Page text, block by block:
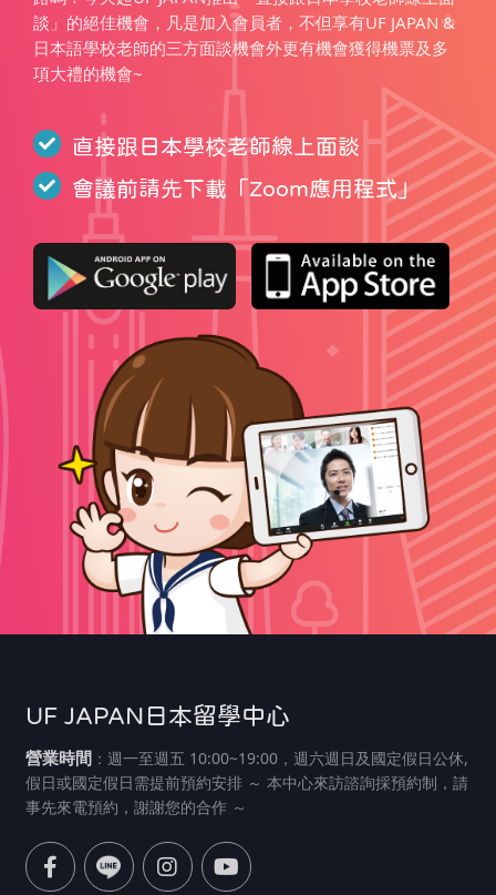
談」的絕佳機會，凡是加入會員者，不但享有UF JAPAN &
日本語學校老師的三方面談機會外更有機會獲得機票及多
項大禮的機會~
直接跟日本學校老師線上面談
會議前請先下載「Zoom應用程式」
UF JAPAN日本留學中心
營業時間：週一至週五 10:00~19:00，週六週日及國定假日公休,
假日或國定假日需提前預約安排 ～ 本中心來訪諮詢採預約制，請
事先來電預約，謝謝您的合作 ～